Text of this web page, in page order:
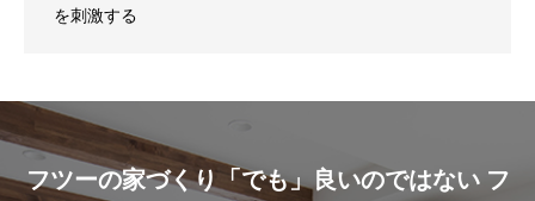
を刺激する
フツーの家づくり「でも」良いのではない フ